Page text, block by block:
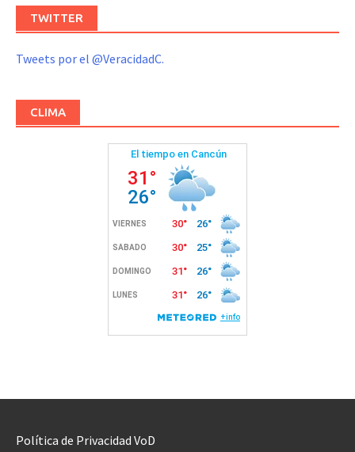
TWITTER
Tweets por el @VeracidadC.
CLIMA
Política de Privacidad VoD